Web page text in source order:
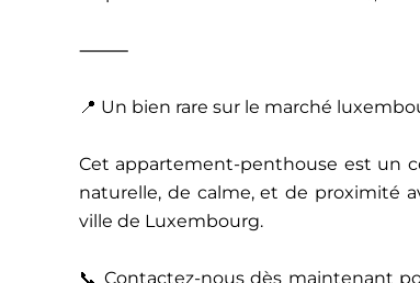
⸻
📍 Un bien rare sur le marché
Cet appartement-penthouse est un
naturelle, de calme, et de proximité
ville de Luxembourg.
📞 Contactez-nous dès maintenant